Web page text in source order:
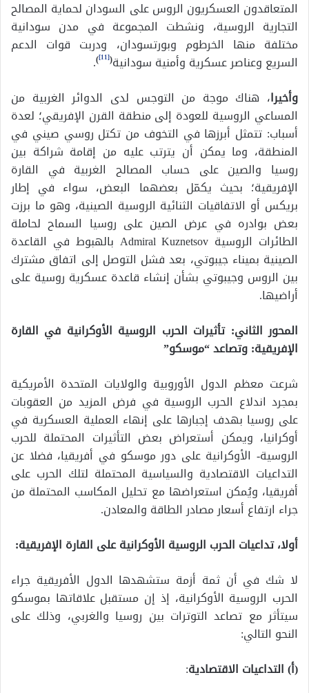
المتعاقدون العسكريون الروس على السودان لحماية المصالح
التجارية الروسية، ونشطت المجموعة في مدن سودانية
مختلفة منها الخرطوم وبورتسودان، ودربت قوات الدعم
السريع وعناصر عسكرية وأمنية سودانية(
[11]
)
.
وأخيرا، هناك موجة من التوجس لدى الدوائر الغربية من
المساعي الروسية للعودة إلى منطقة القرن الإفريقي؛ لعدة
أسباب: تتمثل أبرزها في التخوف من تكتل روسي صيني في
المنطقة، وما يمكن أن يترتب عليه من إقامة شراكة بين
روسيا والصين على حساب المصالح الغربية في القارة
الإفريقية؛ بحيث يكمّل بعضهما البعض، سواء في إطار
بريكس أو الاتفاقيات الثنائية الروسية الصينية، وهو ما برزت
بعض بوادره في عرض الصين على روسيا السماح لحاملة
الطائرات الروسية Admiral Kuznetsov بالهبوط في القاعدة
الصينية بميناء جيبوتي، بعد فشل التوصل إلى اتفاق مشترك
بين الروس وجيبوتي بشأن إنشاء قاعدة عسكرية روسية على
أراضيها.
المحور الثاني: تأثيرات الحرب الروسية الأوكرانية في القارة
الإفريقية: وتصاعد “موسكو”
شرعت معظم الدول الأوروبية والولايات المتحدة الأمريكية
بمجرد اندلاع الحرب الروسية في فرض المزيد من العقوبات
على روسيا بهدف إجبارها على إنهاء العملية العسكرية في
أوكرانيا، ويمكن أستعراض بعض التأثيرات المحتملة للحرب
الروسية- الأوكرانية على دور موسكو في أفريقيا، فضلا عن
التداعيات الاقتصادية والسياسية المحتملة لتلك الحرب على
أفريقيا، ويُمكن استعراضها مع تحليل المكاسب المحتملة من
جراء ارتفاع أسعار مصادر الطاقة والمعادن.
أولا، تداعيات الحرب الروسية الأوكرانية على القارة الإفريقية:
لا شك في أن ثمة أزمة ستشهدها الدول الأفريقية جراء
الحرب الروسية الأوكرانية، إذ إن مستقبل علاقاتها بموسكو
سيتأثر مع تصاعد التوترات بين روسيا والغربي، وذلك على
النحو التالي:
(أ) التداعيات الاقتصادية: